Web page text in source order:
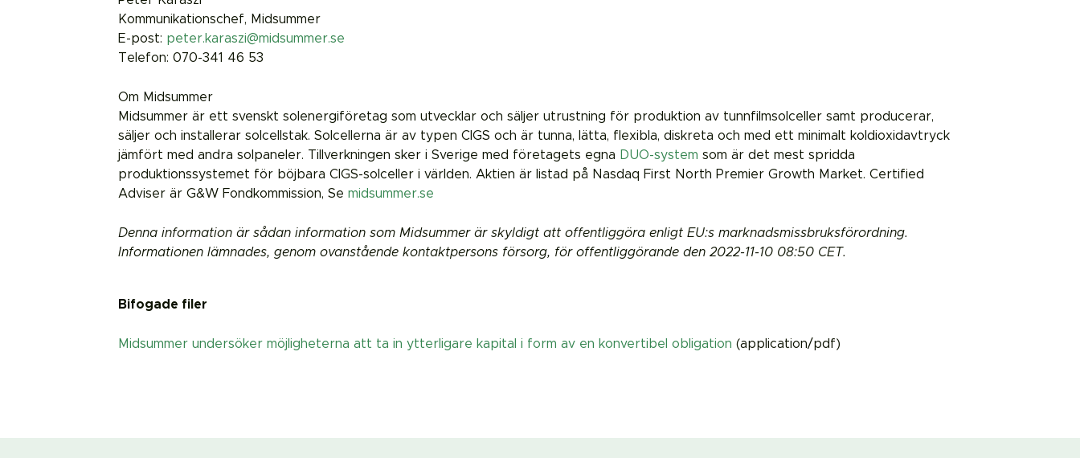
Kommunikationschef, Midsummer
E-post: peter.karaszi@midsummer.se
Telefon: 070-341 46 53
Om Midsummer
Midsummer är ett svenskt solenergiföretag som utvecklar och säljer utrustning för produktion av tunnfilmsolceller samt producerar,
säljer och installerar solcellstak. Solcellerna är av typen CIGS och är tunna, lätta, flexibla, diskreta och med ett minimalt koldioxidavtryck
jämfört med andra solpaneler. Tillverkningen sker i Sverige med företagets egna DUO-system som är det mest spridda
produktionssystemet för böjbara CIGS-solceller i världen. Aktien är listad på Nasdaq First North Premier Growth Market. Certified
Adviser är G&W Fondkommission, Se midsummer.se
Denna information är sådan information som Midsummer är skyldigt att offentliggöra enligt EU:s marknadsmissbruksförordning.
Informationen lämnades, genom ovanstående kontaktpersons försorg, för offentliggörande den 2022-11-10 08:50 CET.
Bifogade filer
Midsummer undersöker möjligheterna att ta in ytterligare kapital i form av en konvertibel obligation (application/pdf)